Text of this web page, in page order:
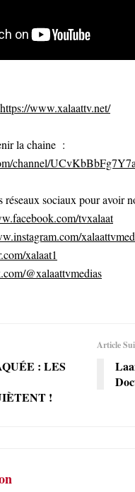
https://www.xalaattv.net/
la chaine :
channel/
sociaux pour avoir
tvxalaat
xalaat1
@xalaattvmedias
: LES
!
Article